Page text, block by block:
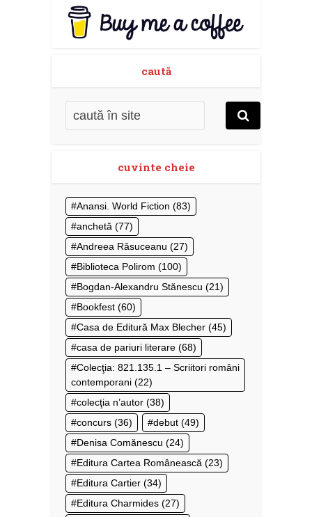
caută
cuvinte cheie
Anansi. World Fiction (83)
anchetă (77)
Andreea Răsuceanu (27)
Biblioteca Polirom (100)
Bogdan-Alexandru Stănescu (21)
Bookfest (60)
Casa de Editură Max Blecher (45)
casa de pariuri literare (68)
Colecţia: 821.135.1 – Scriitori români
contemporani (22)
colecţia n’autor (38)
concurs (36) debut (49)
Denisa Comănescu (24)
Editura Cartea Românească (23)
Editura Cartier (34)
Editura Charmides (27)